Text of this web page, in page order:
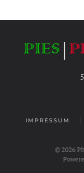
IMPRESSUM
© 2026